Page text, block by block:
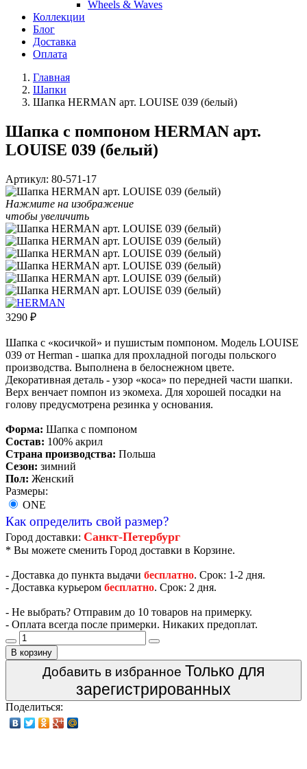
Wheels & Waves
Коллекции
Блог
Доставка
Оплата
Главная
Шапки
Шапка HERMAN арт. LOUISE 039 (белый)
Шапка с помпоном HERMAN арт.
LOUISE 039 (белый)
Артикул: 80-571-17
Нажмите на изображение
чтобы увеличить
3290 ₽
Шапка с «косичкой» и пушистым помпоном. Модель LOUISE
039 от Herman - шапка для прохладной погоды польского
производства. Выполнена в белоснежном цвете.
Декоративная деталь - узор «коса» по передней части шапки.
Верх венчает помпон из экомеха. Для хорошей посадки на
голову предусмотрена резинка у основания.
Форма: Шапка с помпоном
Состав: 100% акрил
Страна производства: Польша
Сезон: зимний
Пол: Женский
Размеры:
ONE
Как определить свой размер?
Город доставки: Санкт-Петербург
* Вы можете сменить Город доставки в Корзине.
- Доставка до пункта выдачи бесплатно. Срок: 1-2 дня.
- Доставка курьером бесплатно. Срок: 2 дня.
- Не выбрать? Отправим до 10 товаров на примерку.
- Оплата всегда после примерки. Никаких предоплат.
В корзину
Добавить в избранное Только для
зарегистрированных
Поделиться: